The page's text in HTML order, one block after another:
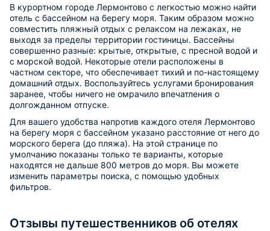
В курортном городе Лермонтово с легкостью можно найти
отель с бассейном на берегу моря. Таким образом можно
совместить пляжный отдых с релаксом на лежаках, не
выходя за пределы территории гостиницы. Бассейны
совершенно разные: крытые, открытые, с пресной водой и
с морской водой. Некоторые отели расположены в
частном секторе, что обеспечивает тихий и по-настоящему
домашний отдых. Воспользуйтесь услугами бронирования
заранее, чтобы ничего не омрачило впечатления о
долгожданном отпуске.
Для вашего удобства напротив каждого отеля Лермонтово
на берегу моря с бассейном указано расстояние от него до
морского берега (до пляжа). На этой странице по
умолчанию показаны только те варианты, которые
находятся не дальше 800 метров до моря. Вы можете
изменить параметры поиска, с помощью удобных
фильтров.
Отзывы путешественников об отелях